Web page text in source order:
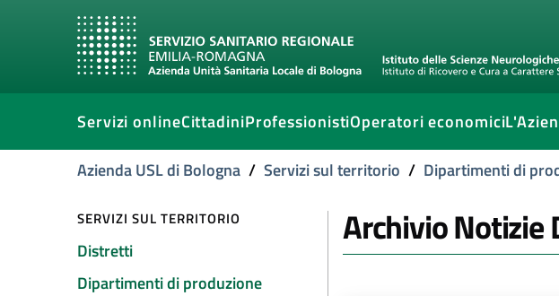
Servizi onlineCittadiniProfessionistiOperatori economici
Azienda USL di Bologna / Servizi sul territorio / Dipartimenti di
SERVIZI SUL TERRITORIO
Distretti
Dipartimenti di produzione
Archivio Notizie